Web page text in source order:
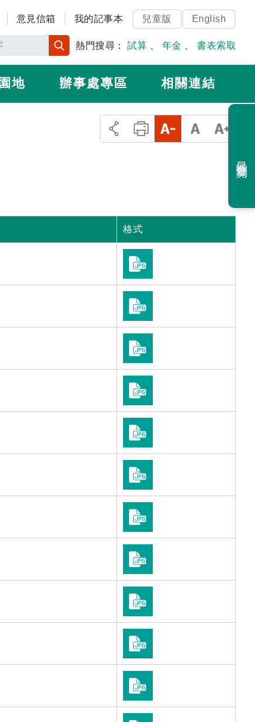
意見信箱 我的記事本 兒童版 English
熱門搜尋： 試算 年金 書表索取
地 辦事處專區 相關連結
格式